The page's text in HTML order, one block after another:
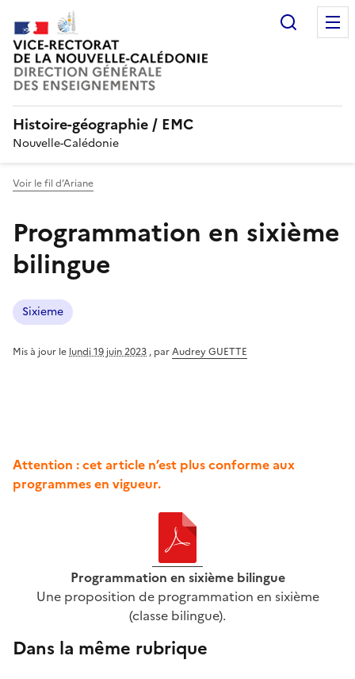
Histoire-géographie / EMC
Nouvelle-Calédonie
Voir le fil d’Ariane
Programmation en sixième
bilingue
Sixieme
Mis à jour le lundi 19 juin 2023 , parAudrey GUETTE
Attention : cet article n’est plus conforme aux
programmes en vigueur.
Programmation en sixième bilingue
Une proposition de programmation en sixième
(classe bilingue).
Dans la même rubrique